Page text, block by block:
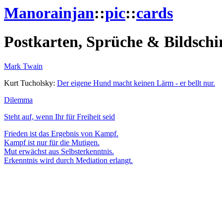
Manorainjan::pic::cards
Postkarten, Sprüche &
Mark Twain
Kurt Tucholsky: Der eigene Hund macht keinen Lärm - er bellt nur.
Dilemma
Steht auf, wenn Ihr für Freiheit seid
Frieden ist das Ergebnis von Kampf.
Kampf ist nur für die Mutigen.
Mut erwächst aus Selbsterkenntnis.
Erkenntnis wird durch Mediation erlangt.